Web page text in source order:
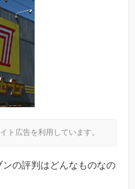
ト広告を利用しています。
の評判はどんなものなの